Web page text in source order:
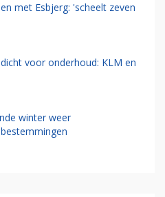
met Esbjerg: 'scheelt zeven
voor onderhoud: KLM en
winter weer